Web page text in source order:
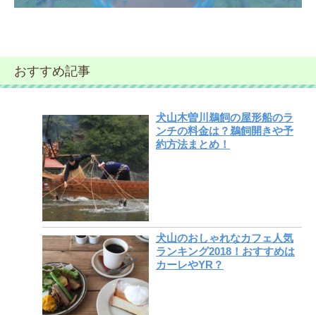
おすすめ記事
犬山木曽川鵜飼の屋形船のラ
ンチの料金は？鵜飼開きや予
約方法まとめ！
犬山のおしゃれなカフェ人気
ランキング2018！おすすめは
カーレやYR？